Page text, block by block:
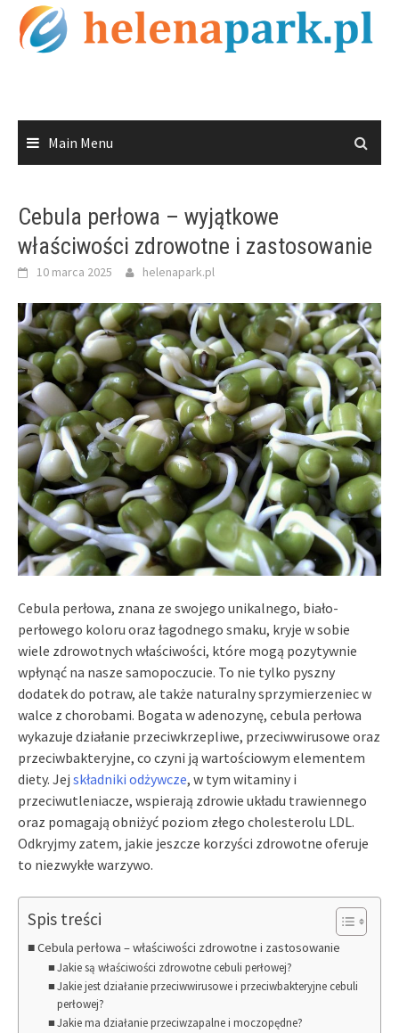
Skip
content
Main Menu
Cebula perłowa – wyjątkowe
właściwości zdrowotne i zastosowanie
10 marca 2025 helenapark.pl
Cebula perłowa, znana ze swojego unikalnego, biało-
perłowego koloru oraz łagodnego smaku, kryje w sobie
wiele zdrowotnych właściwości, które mogą pozytywnie
wpłynąć na nasze samopoczucie. To nie tylko pyszny
dodatek do potraw, ale także naturalny sprzymierzeniec w
walce z chorobami. Bogata w adenozynę, cebula perłowa
wykazuje działanie przeciwkrzepliwe, przeciwwirusowe oraz
przeciwbakteryjne, co czyni ją wartościowym elementem
diety. Jej składniki odżywcze, w tym witaminy i
przeciwutleniacze, wspierają zdrowie układu trawiennego
oraz pomagają obniżyć poziom złego cholesterolu LDL.
Odkryjmy zatem, jakie jeszcze korzyści zdrowotne oferuje
to niezwykłe warzywo.
Spis treści
Cebula perłowa – właściwości zdrowotne i zastosowanie
Jakie są właściwości zdrowotne cebuli perłowej?
Jakie jest działanie przeciwwirusowe i przeciwbakteryjne cebuli
perłowej?
Jakie ma działanie przeciwzapalne i moczopędne?